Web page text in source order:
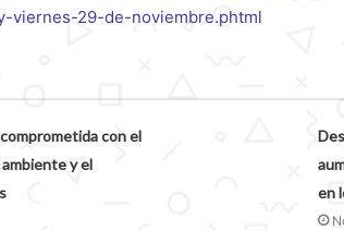
viernes-29-de-noviembre.phtml
con el
y el
en